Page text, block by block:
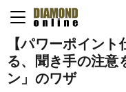
【パワーポイン
る、聞き手の注意
ン」のワザ